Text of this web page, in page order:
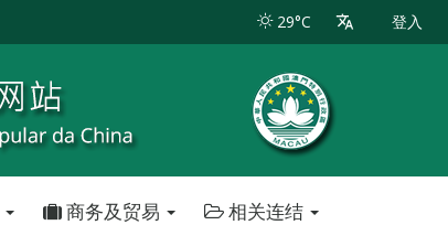
29°C 登入
商务及贸易 相关连结